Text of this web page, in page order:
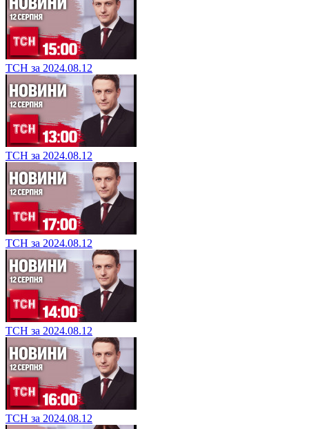
ТСН за 2024.08.12
ТСН за 2024.08.12
ТСН за 2024.08.12
ТСН за 2024.08.12
ТСН за 2024.08.12